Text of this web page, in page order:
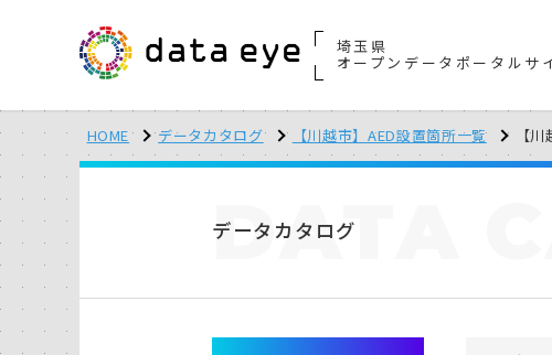
埼玉県
オープンデータポータルサ
HOME データカタログ 【川越市】AED設置箇所一覧 【
データカタログ
DATA